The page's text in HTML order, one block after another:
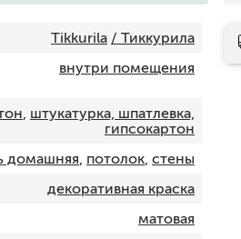
Tikkurila / Тиккурила
внутри помещения
штукатурка, шпатлевка,
гипсокартон
домашняя потолок, стены
декоративная краска
матовая